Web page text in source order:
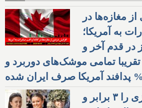
مغازه‌ها در
به آمریکا؛
در قدم آخر و
تقریبا تمامی موشک‌های دوربرد و
دانمارک سربازی را ۳ برابر و